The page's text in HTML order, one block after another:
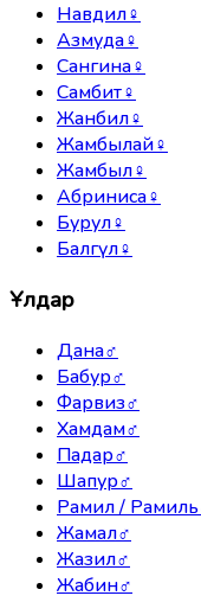
Навдил♀
Азмуда♀
Сангина♀
Самбит♀
Жанбил♀
Жамбылай♀
Жамбыл♀
Абриниса♀
Бурул♀
Балгүл♀
Ұлдар
Дана♂
Бабур♂
Фарвиз♂
Хамдам♂
Падар♂
Шапур♂
Рамил / Рамиль
Жамал♂
Жазил♂
Жабин♂